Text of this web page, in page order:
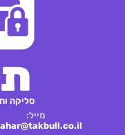
סליקה
מייל: